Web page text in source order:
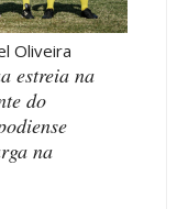
estreia na
do
na